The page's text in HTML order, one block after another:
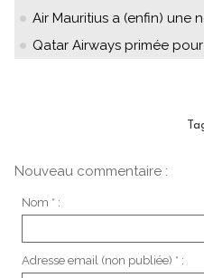
Air Mauritius a (enfin) une
Qatar Airways primée
Nouveau commentaire :
Nom * :
Adresse email (non publiée) * :